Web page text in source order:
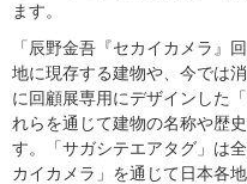
ます。
「辰野金吾『セカイカメラ』
地に現存する建物や、今では
に回顧展専用にデザインした
れらを通じて建物の名称や歴
す。「サガシテエアタグ」は
カイカメラ」を通じて日本各